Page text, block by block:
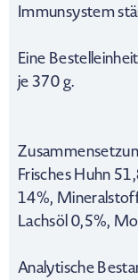
Immunsystem
Eine
je 370 g.
Frisches Huhn
14%,
Lachsöl 0,5%,
Analytische